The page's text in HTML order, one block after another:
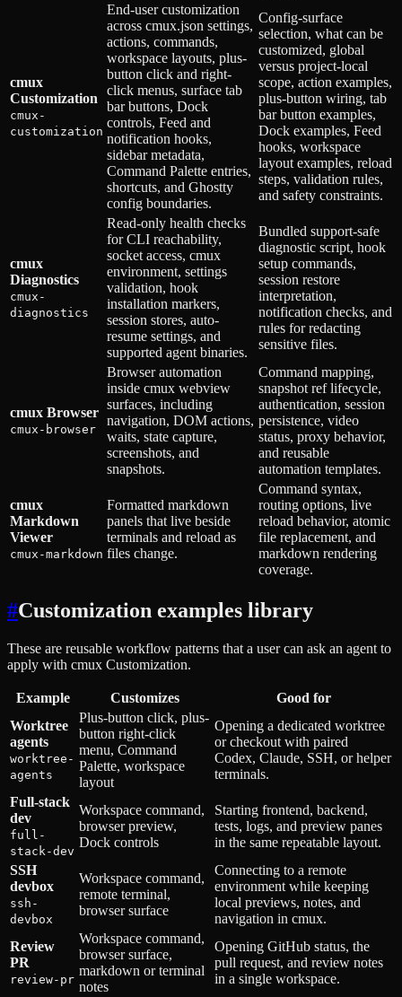
cmux
Customization
cmux-
customization
End-user customization
across cmux.json settings,
actions, commands,
workspace layouts, plus-
button click and right-
click menus, surface tab
bar buttons, Dock
controls, Feed and
notification hooks,
sidebar metadata,
Command Palette entries,
shortcuts, and Ghostty
config boundaries.
Config-surface
selection, what can be
customized, global
versus project-local
scope, action examples,
plus-button wiring, tab
bar button examples,
Dock examples, Feed
hooks, workspace
layout examples, reload
steps, validation rules,
and safety constraints.
cmux
Diagnostics
cmux-
diagnostics
Read-only health checks
for CLI reachability,
socket access, cmux
environment, settings
validation, hook
installation markers,
session stores, auto-
resume settings, and
supported agent binaries.
Bundled support-safe
diagnostic script, hook
setup commands,
session restore
interpretation,
notification checks, and
rules for redacting
sensitive files.
cmux Browser
cmux-browser
Browser automation
inside cmux webview
surfaces, including
navigation, DOM actions,
waits, state capture,
screenshots, and
snapshots.
Command mapping,
snapshot ref lifecycle,
authentication, session
persistence, video
status, proxy behavior,
and reusable
automation templates.
cmux
Markdown
Viewer
cmux-markdown
Formatted markdown
panels that live beside
terminals and reload as
files change.
Command syntax,
routing options, live
reload behavior, atomic
file replacement, and
markdown rendering
coverage.
#Customization examples library
These are reusable workflow patterns that a user can ask an agent to
apply with cmux Customization.
Example Customizes
Good for
Worktree
agents
worktree-
agents
Plus-button click, plus-
button right-click
menu, Command
Palette, workspace
layout
Opening a dedicated worktree
or checkout with paired
Codex, Claude, SSH, or helper
terminals.
Full-stack
dev
full-
stack-dev
Workspace command,
browser preview,
Dock controls
Starting frontend, backend,
tests, logs, and preview panes
in the same repeatable layout.
SSH
devbox
ssh-
devbox
Workspace command,
remote terminal,
browser surface
Connecting to a remote
environment while keeping
local previews, notes, and
navigation in cmux.
Review
PR
review-pr
Workspace command,
browser surface,
markdown or terminal
notes
Opening GitHub status, the
pull request, and review notes
in a single workspace.